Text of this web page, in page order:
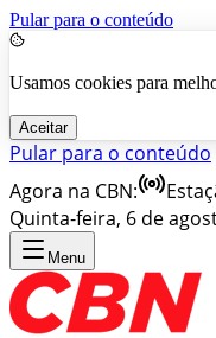
Pular para o conteúdo
Usamos cookies para
Aceitar
Pular para o conteúdo
Agora na CBN:
Quinta-feira, 6 de
Menu